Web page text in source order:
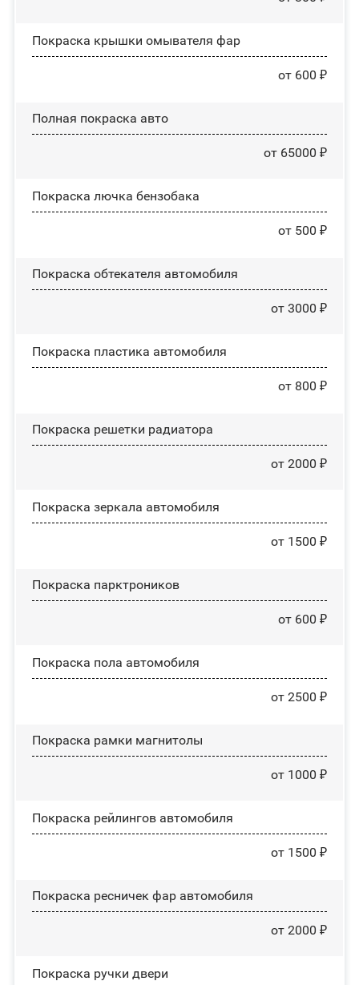
Покраска крышки омывателя фар
от 600 ₽
Полная покраска авто
от 65000 ₽
Покраска лючка бензобака
от 500 ₽
Покраска обтекателя автомобиля
от 3000 ₽
Покраска пластика автомобиля
от 800 ₽
Покраска решетки радиатора
от 2000 ₽
Покраска зеркала автомобиля
от 1500 ₽
Покраска парктроников
от 600 ₽
Покраска пола автомобиля
от 2500 ₽
Покраска рамки магнитолы
от 1000 ₽
Покраска рейлингов автомобиля
от 1500 ₽
Покраска ресничек фар автомобиля
от 2000 ₽
Покраска ручки двери